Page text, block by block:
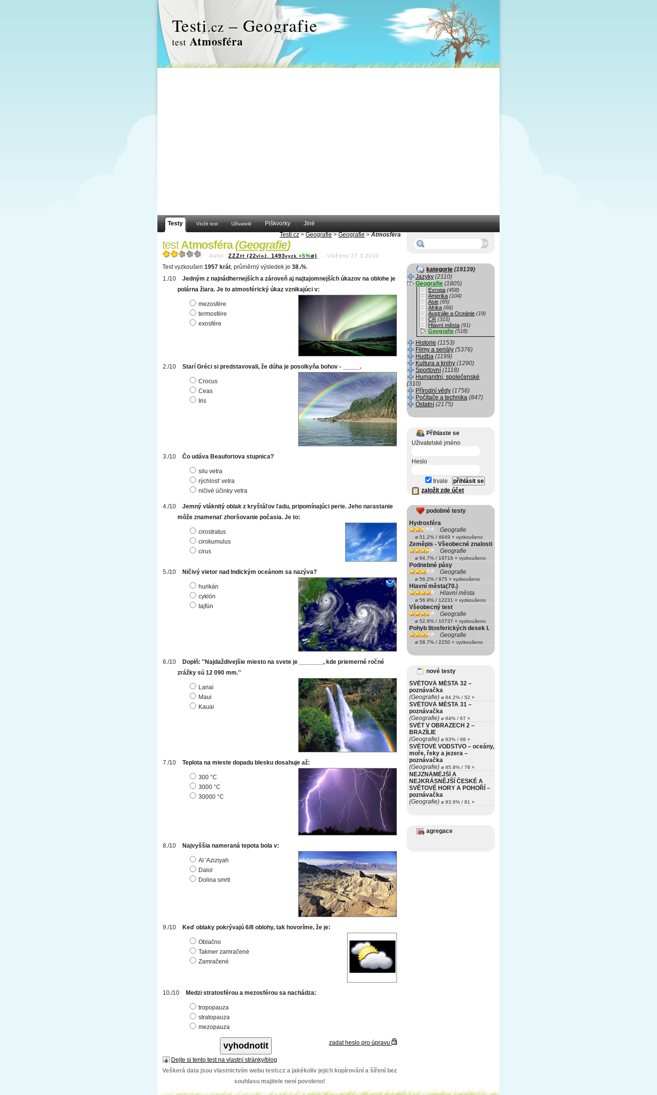
Testi.cz – Geografie
test Atmosféra
Testy Vložit test Uživatelé Piškvorky
Jiné
Testi.cz > Geografie > Geografie > Atmosféra
testAtmosféra(Geografie)
Autor: ZZZrr (22vlož. 1493vyzk. +5%ø) vloženo 27.3.2010
Test vyzkoušen 1957 krát, průměrný výsledek je 38 .2%.
Jedným z najnádhernejších a zároveň aj najtajomnejších úkazov na oblohe je
polárna žiara. Je to atmosférický úkaz vznikajúci v:
mezosfére
termosfére
exosfére
Starí Gréci si predstavovali, že dúha je posolkyňa bohov - _____.
Crocus
Ceas
Iris
Čo udáva Beaufortova stupnica?
silu vetra
rýchlosť vetra
ničivé účinky vetra
Jemný vláknitý oblak z kryštáľov ľadu, pripomínajúci perie. Jeho narastanie
môže znamenať zhoršovanie počasia. Je to:
cirostratus
cirokumulus
cirus
Ničivý vietor nad Indickým oceánom sa nazýva?
hurikán
cyklón
tajfún
Doplň: ''Najdaždivejšie miesto na svete je _______, kde priemerné ročné
zrážky sú 12 090 mm.''
Lanai
Maui
Kauai
Teplota na mieste dopadu blesku dosahuje až:
300 °C
3000 °C
30000 °C
Najvyššia nameraná tepota bola v:
Al 'Aziziyah
Dalol
Dolina smrti
Keď oblaky pokrývajú 6/8 oblohy, tak hovoríme, že je:
Oblačno
Takmer zamračené
Zamračené
Medzi stratosférou a mezosférou sa nachádza:
tropopauza
stratopauza
mezopauza
zadat heslo pro úpravu
Dejte si tento test na vlastní stránky/blog
Veškerá data jsou vlastnictvím webu testi.cz a jakékoliv jejich kopírování a šíření bez
souhlasu majitele není povoleno!
kategorie (19139)
Jazyky (2110)
Geografie (1805)
Evropa (458)
Amerika (104)
Asie (65)
Afrika (66)
Austrálie a Oceánie (19)
ČR (315)
Hlavní města (91)
Geografie (518)
Historie (1153)
Filmy a seriály (5376)
Hudba (1199)
Kultura a knihy (1290)
Sportovní (1118)
Humanitní, společenské
(310)
Přírodní vědy (1756)
Počítače a technika (847)
Ostatní (2175)
Přihlaste se
Uživatelské jméno
Heslo
trvale
založit zde účet
podobné testy
Hydrosféra
Geografie
ø 51.2% / 4649 × vyzkoušeno
Zeměpis - Všeobecné znalosti
Geografie
ø 64.7% / 19718 × vyzkoušeno
Podnebné pásy
Geografie
ø 56.2% / 975 × vyzkoušeno
Hlavní města(70.)
Hlavní města
ø 56.9% / 12231 × vyzkoušeno
Všeobecný test
Geografie
ø 52.9% / 10737 × vyzkoušeno
Pohyb litosferických desek I.
Geografie
ø 58.7% / 2250 × vyzkoušeno
nové testy
SVĚTOVÁ MĚSTA 32 –
poznávačka
(Geografie) ø 84.2% / 52 ×
SVĚTOVÁ MĚSTA 31 –
poznávačka
(Geografie) ø 84% / 67 ×
SVĚT V OBRAZECH 2 –
BRAZÍLIE
(Geografie) ø 83% / 68 ×
SVĚTOVÉ VODSTVO – oceány,
moře, řeky a jezera –
poznávačka
(Geografie) ø 85.8% / 78 ×
NEJZNÁMĚJŠÍ A
NEJKRÁSNĚJŠÍ ČESKÉ A
SVĚTOVÉ HORY A POHOŘÍ –
poznávačka
(Geografie) ø 83.6% / 81 ×
agregace